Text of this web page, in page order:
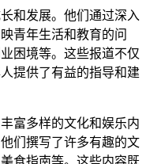
和发展。他们通过深入
青年生活和教育的问
困境等。这些报道不仅
提供了有益的指导和建
富多样的文化和娱乐内
们撰写了许多有趣的文
食指南等。这些内容既